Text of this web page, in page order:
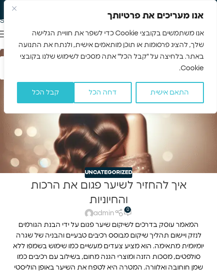
אנו מעריכים את פרטיותך
אנו משתמשים בקובצי Cookie כדי לשפר את חוויית הגלישה
שלך, להציג פרסומות או תוכן מותאמים אישית, ולנתח את התנועה
באתר. בלחיצה על "קבל הכל" אתה מסכים לשימוש שלנו בקובצי
Cookie.
התאם אישית דחה הכל קבל הכל
Skip to navigation
Skip to main content
UNCATEGORIZED
איך להחזיר לשיער פגום את הרכות
והחיוניות
admin
0
המאמר עוסק בדרכים לשיקום שיער פגום על ידי הבנת הגורמים
לנזק ויישום תהליך שיקום מבוסס רכיבים טבעיים והבניה של שגרה
יומיומית מתאימה. הוא מציע צעדים מעשיים כמו שימוש בשמפו ללא
סולפטים, מסכות הזנה ומוצרי הגנה מחום, בשילוב עם רכיבים כמו
שמן חוחובה ואלוורה. המטרה היא לטפח את השיער באופן הוליסטי